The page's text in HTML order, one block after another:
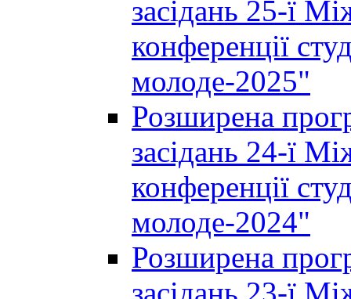
засідань 25-ї
конференції
молоде-2025"
Розширена
засідань 24-ї
конференції
молоде-2024"
Розширена
засідань 23-ї